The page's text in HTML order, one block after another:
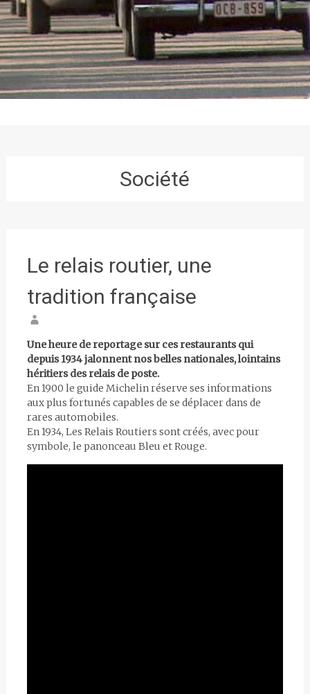
Société
Le relais routier, une
tradition française
Une heure de reportage sur ces restaurants qui
depuis 1934 jalonnent nos belles nationales, lointains
héritiers des relais de poste.
En 1900 le guide Michelin réserve ses informations
aux plus fortunés capables de se déplacer dans de
rares automobiles.
En 1934, Les Relais Routiers sont créés, avec pour
symbole, le panonceau Bleu et Rouge.